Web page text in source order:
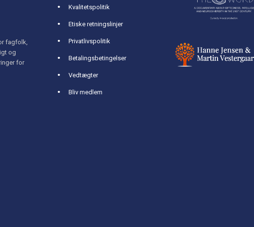
fagfolk,
og
for
Kvalitetspolitik
Etiske retningslinjer
Privatlivspolitik
Betalingsbetingelser
Vedtægter
Bliv medlem